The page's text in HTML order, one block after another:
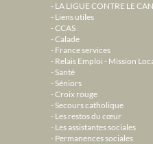
LA LIGUE CONTRE LE
Liens utiles
CCAS
Calade
France services
Relais Emploi - Mission
Santé
Séniors
Croix rouge
Secours catholique
Les restos du cœur
Les assistantes sociales
Permanences sociales